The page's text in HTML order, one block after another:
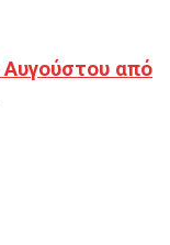
Αυγούστου από